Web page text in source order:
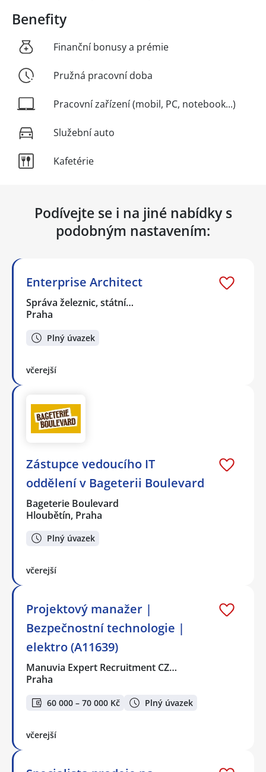
Benefity
Finanční bonusy a prémie
Pružná pracovní doba
Pracovní zařízení (mobil, PC, notebook...)
Služební auto
Kafetérie
Podívejte se i na jiné nabídky s
podobným nastavením:
Enterprise Architect
Správa železnic, státní…
Praha
Plný úvazek
včerejší
Zástupce vedoucího IT
oddělení v Bageterii Boulevard
Bageterie Boulevard
Hloubětín, Praha
Plný úvazek
včerejší
Projektový manažer |
Bezpečnostní technologie |
elektro (A11639)
Manuvia Expert Recruitment CZ…
Praha
60 000 – 70 000 Kč Plný úvazek
včerejší